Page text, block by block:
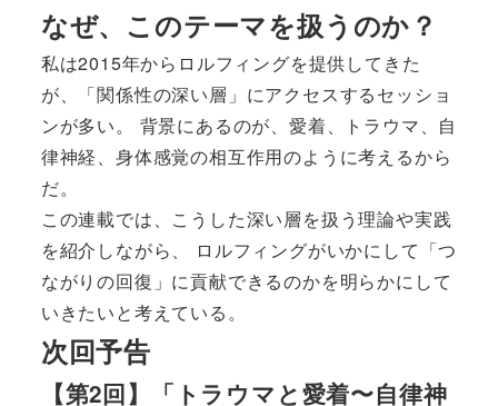
なぜ、このテーマを扱うのか？
私は2015年からロルフィングを提供してきた
が、「関係性の深い層」にアクセスするセッショ
ンが多い。 背景にあるのが、愛着、トラウマ、自
律神経、身体感覚の相互作用のように考えるから
だ。
この連載では、こうした深い層を扱う理論や実践
を紹介しながら、 ロルフィングがいかにして「つ
ながりの回復」に貢献できるのかを明らかにして
いきたいと考えている。
次回予告
【第2回】「トラウマと愛着〜自律神